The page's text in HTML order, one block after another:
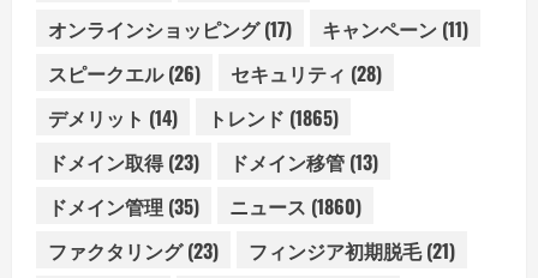
オンラインショッピング(17) キャンペーン (11)
スピークエル(26) セキュリティ (28)
デメリット (14) トレンド (1865)
ドメイン取得(23) ドメイン移管 (13)
ドメイン管理 (35) ニュース (1860)
ファクタリング(23) フィンジア初期脱毛(21)